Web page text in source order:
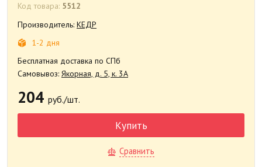
Код товара: 5512
Производитель: КЕДР
1-2 дня
Бесплатная доставка по СПб
Самовывоз: Якорная, д. 5, к. 3А
204 руб./шт.
Купить
Сравнить